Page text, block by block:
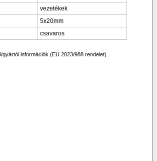
vezetékek
5x20mm
csavaros
gyártói információk (EU 2023/988 rendelet)